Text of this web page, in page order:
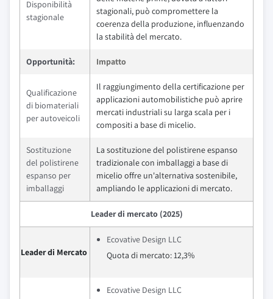
Disponibilità
stagionale
stagionali, può compromettere la
coerenza della produzione, influenzando
la stabilità del mercato.
Opportunità: Impatto
Qualificazione
di biomateriali
per autoveicoli
Il raggiungimento della certificazione per
applicazioni automobilistiche può aprire
mercati industriali su larga scala per i
compositi a base di micelio.
Sostituzione
del polistirene
espanso per
imballaggi
La sostituzione del polistirene espanso
tradizionale con imballaggi a base di
micelio offre un'alternativa sostenibile,
ampliando le applicazioni di mercato.
Leader di mercato (2025)
Leader di Mercato
Ecovative Design LLC
Quota di mercato: 12,3%
Ecovative Design LLC